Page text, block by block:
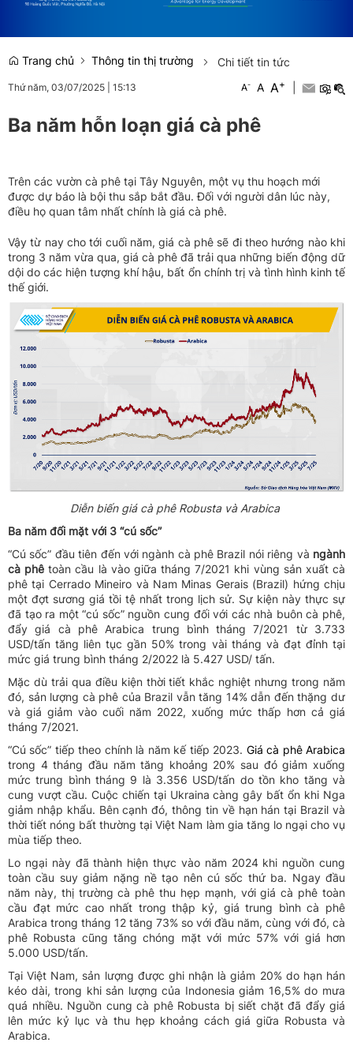
Trang chủ Thông tin thị trường Chi tiết tin tức
Thứ năm, 03/07/2025 15:13 A- A A+
Ba năm hỗn loạn giá cà phê
Trên các vườn cà phê tại Tây Nguyên, một vụ thu hoạch mới
được dự báo là bội thu sắp bắt đầu. Đối với người dân lúc này,
điều họ quan tâm nhất chính là giá cà phê.
Vậy từ nay cho tới cuối năm, giá cà phê sẽ đi theo hướng nào khi
trong 3 năm vừa qua, giá cà phê đã trải qua những biến động dữ
dội do các hiện tượng khí hậu, bất ổn chính trị và tình hình kinh tế
thế giới.
Diễn biến giá cà phê Robusta và Arabica
Ba năm đối mặt với 3 “cú sốc”
“Cú sốc” đầu tiên đến với ngành cà phê Brazil nói riêng và ngành
cà phê toàn cầu là vào giữa tháng 7/2021 khi vùng sản xuất cà
phê tại Cerrado Mineiro và Nam Minas Gerais (Brazil) hứng chịu
một đợt sương giá tồi tệ nhất trong lịch sử. Sự kiện này thực sự
đã tạo ra một “cú sốc” nguồn cung đối với các nhà buôn cà phê,
đẩy giá cà phê Arabica trung bình tháng 7/2021 từ 3.733
USD/tấn tăng liên tục gần 50% trong vài tháng và đạt đỉnh tại
mức giá trung bình tháng 2/2022 là 5.427 USD/ tấn.
Mặc dù trải qua điều kiện thời tiết khắc nghiệt nhưng trong năm
đó, sản lượng cà phê của Brazil vẫn tăng 14% dẫn đến thặng dư
và giá giảm vào cuối năm 2022, xuống mức thấp hơn cả giá
tháng 7/2021.
“Cú sốc” tiếp theo chính là năm kế tiếp 2023. Giá cà phê Arabica
trong 4 tháng đầu năm tăng khoảng 20% sau đó giảm xuống
mức trung bình tháng 9 là 3.356 USD/tấn do tồn kho tăng và
cung vượt cầu. Cuộc chiến tại Ukraina càng gây bất ổn khi Nga
giảm nhập khẩu. Bên cạnh đó, thông tin về hạn hán tại Brazil và
thời tiết nóng bất thường tại Việt Nam làm gia tăng lo ngại cho vụ
mùa tiếp theo.
Lo ngại này đã thành hiện thực vào năm 2024 khi nguồn cung
toàn cầu suy giảm nặng nề tạo nên cú sốc thứ ba. Ngay đầu
năm này, thị trường cà phê thu hẹp mạnh, với giá cà phê toàn
cầu đạt mức cao nhất trong thập kỷ, giá trung bình cà phê
Arabica trong tháng 12 tăng 73% so với đầu năm, cùng với đó, cà
phê Robusta cũng tăng chóng mặt với mức 57% với giá hơn
5.000 USD/tấn.
Tại Việt Nam, sản lượng được ghi nhận là giảm 20% do hạn hán
kéo dài, trong khi sản lượng của Indonesia giảm 16,5% do mưa
quá nhiều. Nguồn cung cà phê Robusta bị siết chặt đã đẩy giá
lên mức kỷ lục và thu hẹp khoảng cách giá giữa Robusta và
Arabica.